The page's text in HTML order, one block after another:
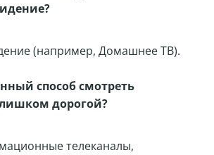
(например, Домашнее ТВ).
способ смотреть
дорогой?
телеканалы,